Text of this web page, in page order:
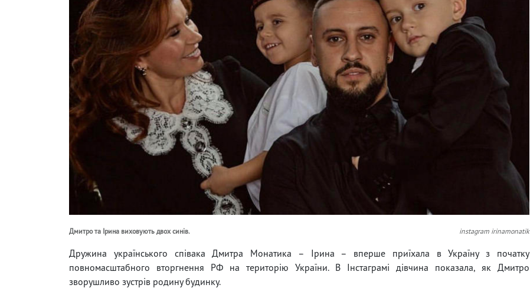
Дмитро та Ірина виховують двох синів. instagram irinamonatik
Дружина українського співака Дмитра Монатика – Ірина – вперше приїхала в Україну з початку
повномасштабного вторгнення РФ на територію України. В Інстаграмі дівчина показала, як Дмитро
зворушливо зустрів родину будинку.